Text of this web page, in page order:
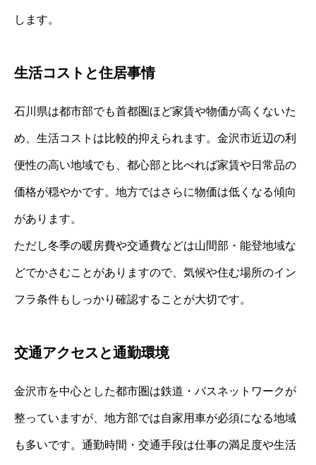
します。
生活コストと住居事情
石川県は都市部でも首都圏ほど家賃や物価が高くないた
め、生活コストは比較的抑えられます。金沢市近辺の利
便性の高い地域でも、都心部と比べれば家賃や日常品の
価格が穏やかです。地方ではさらに物価は低くなる傾向
があります。
ただし冬季の暖房費や交通費などは山間部・能登地域な
どでかさむことがありますので、気候や住む場所のイン
フラ条件もしっかり確認することが大切です。
交通アクセスと通勤環境
金沢市を中心とした都市圏は鉄道・バスネットワークが
整っていますが、地方部では自家用車が必須になる地域
も多いです。通勤時間・交通手段は仕事の満足度や生活